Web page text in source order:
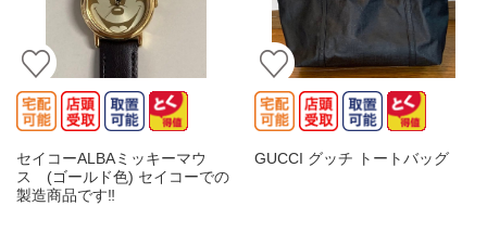
セイコーALBAミッキーマウ
ス (ゴールド色) セイコーでの
製造商品です‼️
GUCCI グッチ トートバッグ